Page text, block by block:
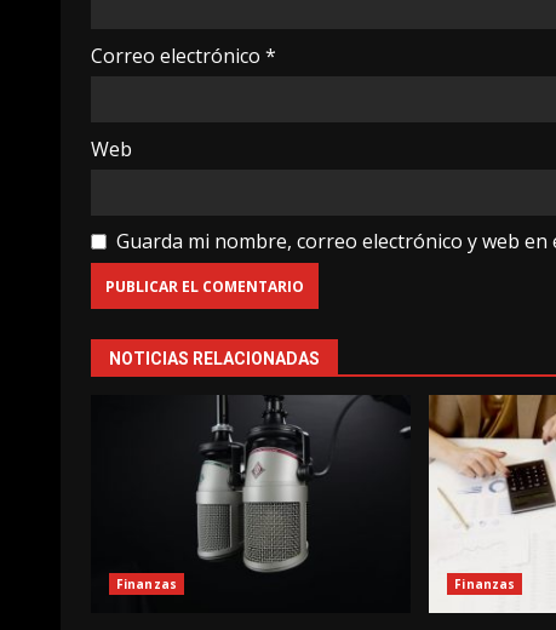
Correo electrónico *
Web
Guarda mi nombre, correo electrónico y web
NOTICIAS RELACIONADAS
Finanzas Finanzas